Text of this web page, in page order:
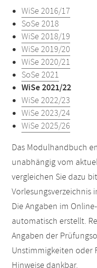
WiSe 2016/17
SoSe 2018
WiSe 2018/19
WiSe 2019/20
WiSe 2020/21
SoSe 2021
WiSe 2021/22
WiSe 2022/23
WiSe 2023/24
WiSe 2025/26
Das Modulhandbuch
unabhängig vom
vergleichen Sie dazu
Vorlesungsverzeichnis
Die Angaben im
automatisch erstellt.
Angaben der
Unstimmigkeiten oder
Hinweise dankbar.